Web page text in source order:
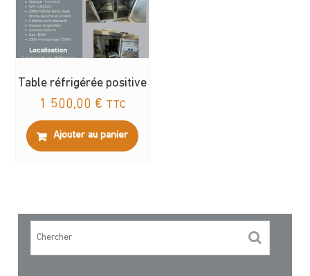
Table réfrigérée positive
1 500,00 € TTC
Ajouter au panier